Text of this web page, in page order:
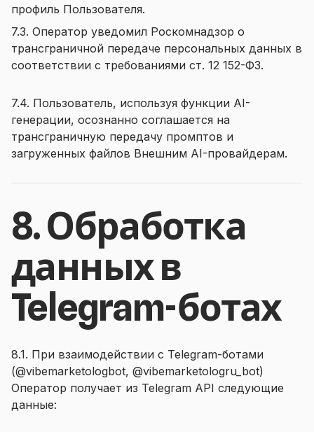
профиль Пользователя.
7.3. Оператор уведомил Роскомнадзор о
трансграничной передаче персональных данных в
соответствии с требованиями ст. 12 152-ФЗ.
7.4. Пользователь, используя функции AI-
генерации, осознанно соглашается на
трансграничную передачу промптов и
загруженных файлов Внешним AI-провайдерам.
8. Обработка
данных в
Telegram-ботах
8.1. При взаимодействии с Telegram-ботами
(@vibemarketologbot, @vibemarketologru_bot)
Оператор получает из Telegram API следующие
данные: